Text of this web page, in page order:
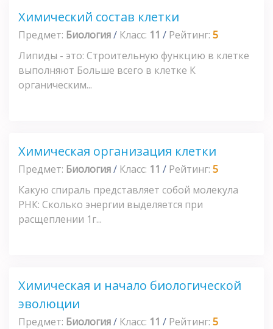
Химический состав клетки
Предмет: Биология/ Класс: 11 / Рейтинг: 5
Липиды - это: Строительную функцию в клетке
выполняют Больше всего в клетке К
органическим...
Химическая организация клетки
Предмет: Биология/ Класс: 11 / Рейтинг: 5
Какую спираль представляет собой молекула
РНК: Сколько энергии выделяется при
расщеплении 1г...
Химическая и начало биологической
эволюции
Предмет: Биология/ Класс: 11 / Рейтинг: 5